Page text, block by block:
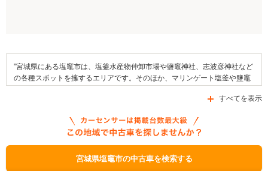
"宮城県にある塩竈市は、塩釜水産物仲卸市場や鹽竈神社、志波彦神社など
の各種スポットを擁するエリアです。そのほか、マリンゲート塩釜や鹽竈
統行事は藻塩焼神事や鹽竈神社帆手まつり、塩竈みなと祭などが挙げら
です。交通面においてはJR東日本の仙谷線および東北本線が乗り入れてい
るほか、国道45号線（仙塩街道）や県道3号線、県道58号線などの道路が
市域内を通っています。なお、補助金制度としてこの市内で利用できるも
のは「クリーンエネルギー自動車導入促進対策費補助金」、「環境安全管
すべてを表示
宮城県塩竈市の中古車を検索する